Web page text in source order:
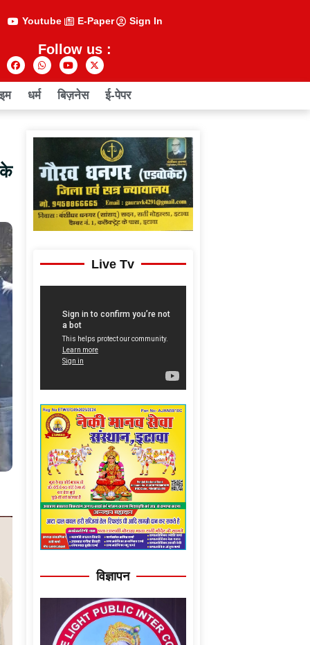
Youtube E-Paper Sign In
Follow us :
धर्म बिज़नेस ई-पेपर
के
Live Tv
विज्ञापन